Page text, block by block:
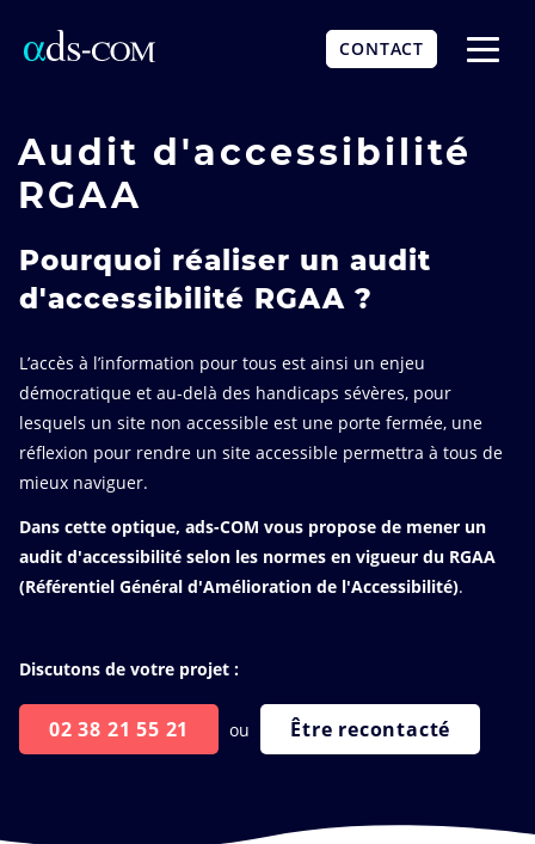
CONTACT
Audit d'accessibilité
RGAA
Pourquoi réaliser un audit
d'accessibilité RGAA ?
L’accès à l’information pour tous est ainsi un enjeu
démocratique et au-delà des handicaps sévères, pour
lesquels un site non accessible est une porte fermée, une
réflexion pour rendre un site accessible permettra à tous de
mieux naviguer.
Dans cette optique, ads-COM vous propose de mener un
audit d'accessibilité selon les normes en vigueur du RGAA
(Référentiel Général d'Amélioration de l'Accessibilité).
Discutons de votre projet :
02 38 21 55 21 ou Être recontacté